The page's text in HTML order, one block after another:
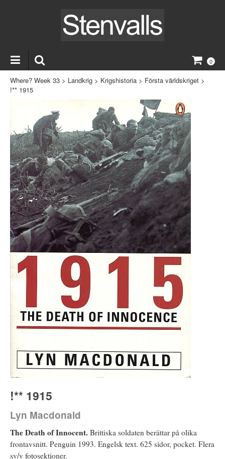
0
Where? Week 33 > Landkrig > Krigshistoria > Första världskriget >
!** 1915
!** 1915
Lyn Macdonald
The Death of Innocent. Brittiska soldaten berättar på olika
frontavsnitt. Penguin 1993. Engelsk text. 625 sidor, pocket. Flera
sv/v fotosektioner.